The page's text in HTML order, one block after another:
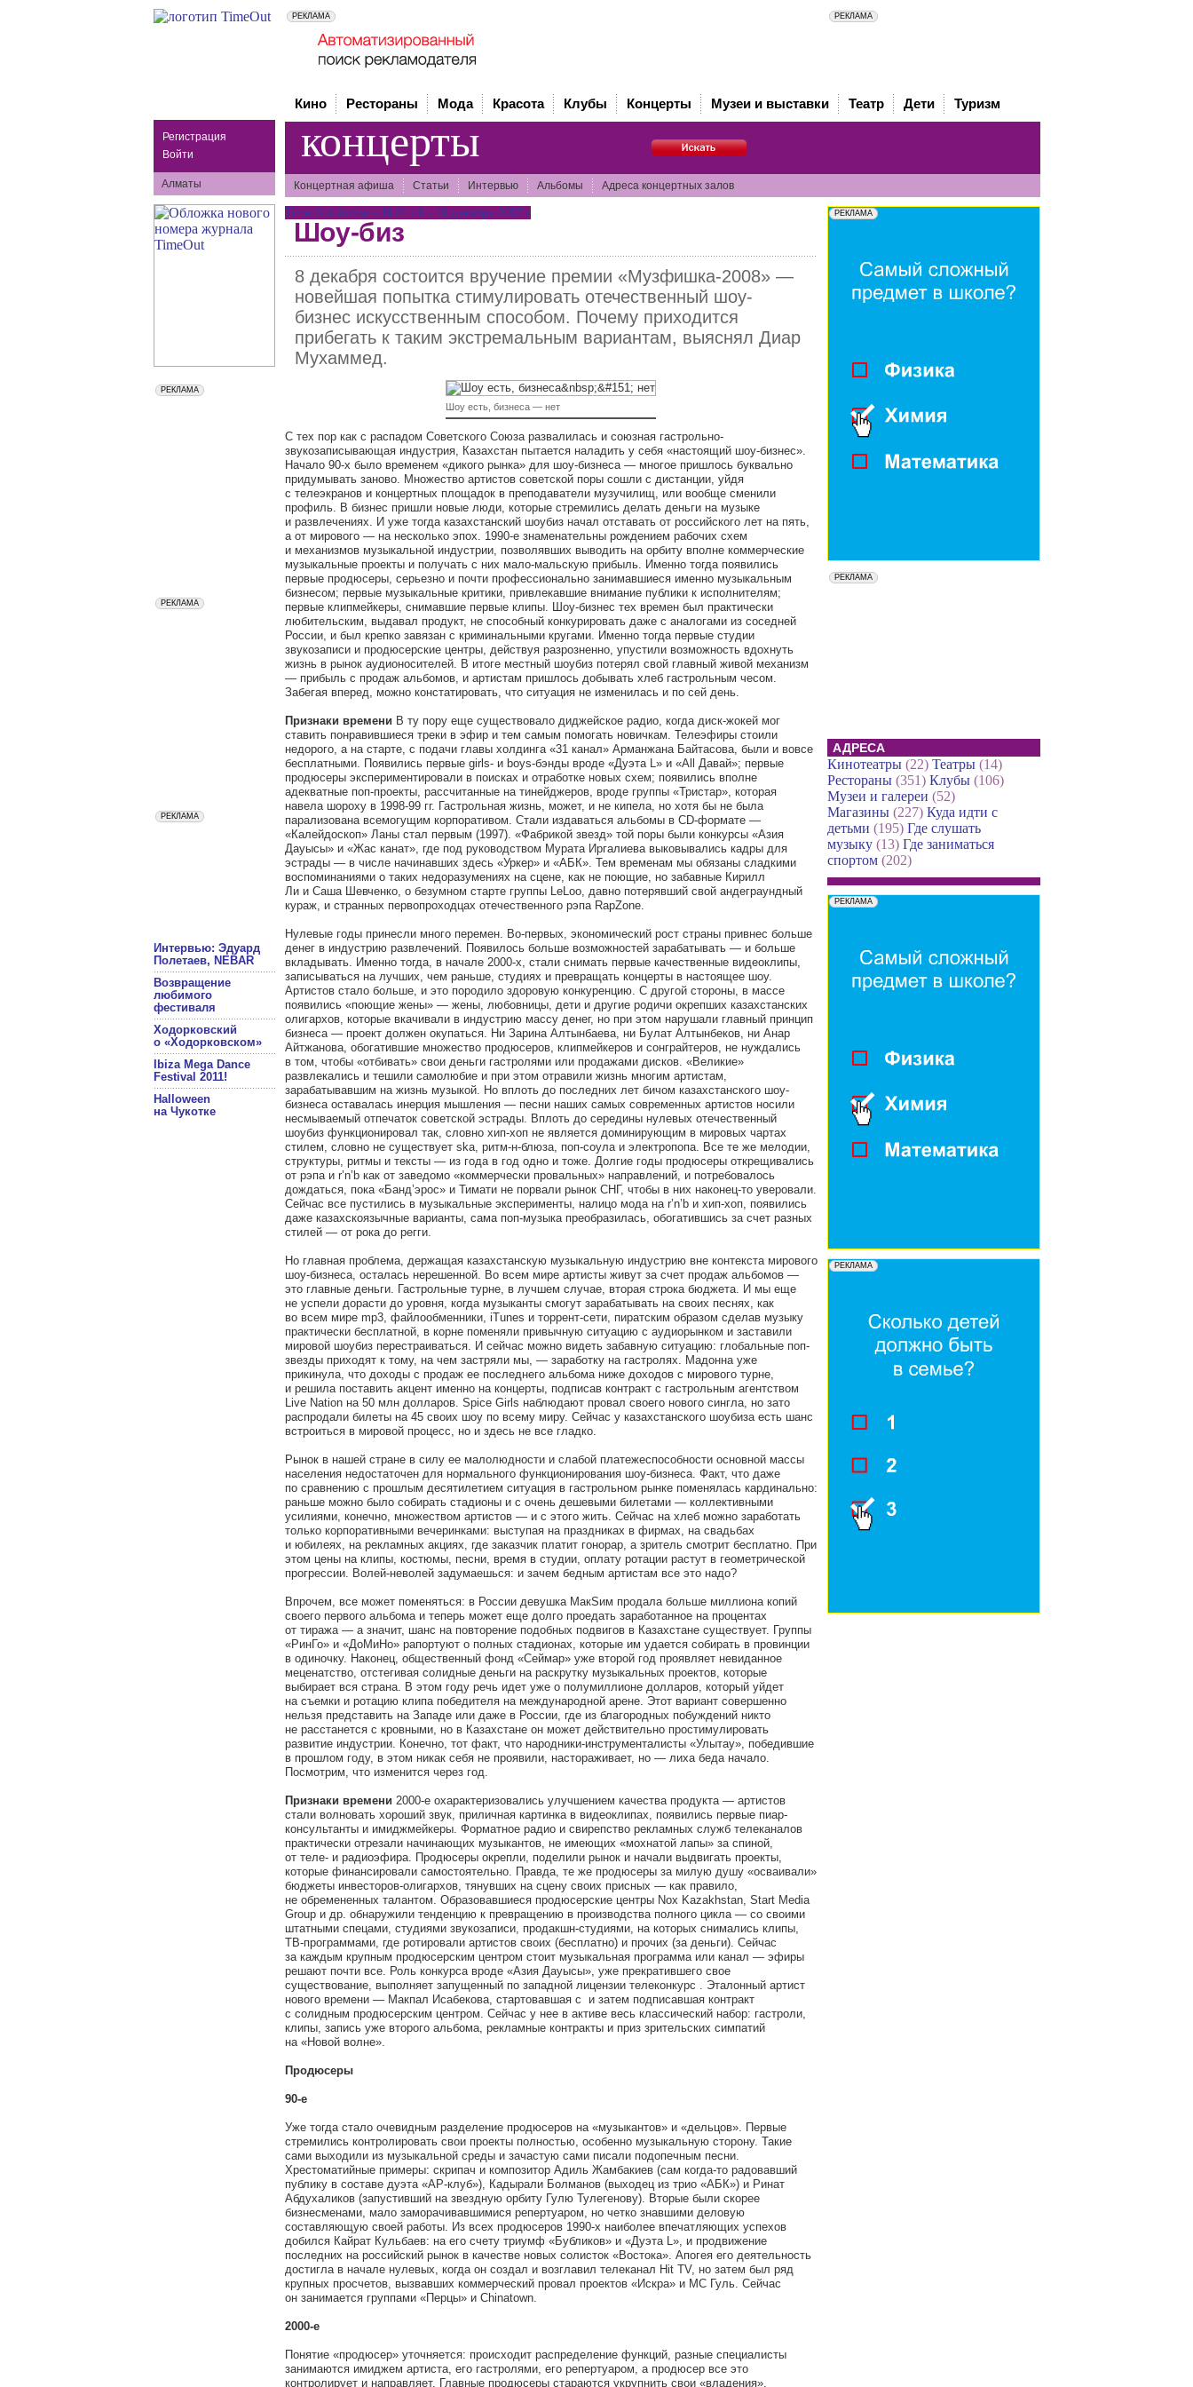
Регистрация
Войти
Алматы
Интервью: Эдуард
Полетаев, NEBAR
Возвращение
любимого
фестиваля
Ходорковский
о «Ходорковском»
Ibiza Mega Dance
Festival 2011!
Halloween
на Чукотке
Кино Рестораны Мода Красота Клубы Концерты Музеи и выставки Театр Дети Туризм
концерты
Концертная афиша Статьи Интервью Альбомы Адреса концертных залов
Time Out Алматы №21 / 6 - 19 декабря 2007 г
Шоу-биз
8 декабря состоится вручение премии «Музфишка-2008» —
новейшая попытка стимулировать отечественный шоу-
бизнес искусственным способом. Почему приходится
прибегать к таким экстремальным вариантам, выяснял Диар
Мухаммед.
Шоу есть, бизнеса — нет
С тех пор как с распадом Советского Союза развалилась и союзная гастрольно-
звукозаписывающая индустрия, Казахстан пытается наладить у себя «настоящий шоу-бизнес».
Начало 90-х было временем «дикого рынка» для шоу-бизнеса — многое пришлось буквально
придумывать заново. Множество артистов советской поры сошли с дистанции, уйдя
с телеэкранов и концертных площадок в преподаватели музучилищ, или вообще сменили
профиль. В бизнес пришли новые люди, которые стремились делать деньги на музыке
и развлечениях. И уже тогда казахстанский шоубиз начал отставать от российского лет на пять,
а от мирового — на несколько эпох. 1990-е знаменательны рождением рабочих схем
и механизмов музыкальной индустрии, позволявших выводить на орбиту вполне коммерческие
музыкальные проекты и получать с них мало-мальскую прибыль. Именно тогда появились
первые продюсеры, серьезно и почти профессионально занимавшиеся именно музыкальным
бизнесом; первые музыкальные критики, привлекавшие внимание публики к исполнителям;
первые клипмейкеры, снимавшие первые клипы. Шоу-бизнес тех времен был практически
любительским, выдавал продукт, не способный конкурировать даже с аналогами из соседней
России, и был крепко завязан с криминальными кругами. Именно тогда первые студии
звукозаписи и продюсерские центры, действуя разрозненно, упустили возможность вдохнуть
жизнь в рынок аудионосителей. В итоге местный шоубиз потерял свой главный живой механизм
— прибыль с продаж альбомов, и артистам пришлось добывать хлеб гастрольным чесом.
Забегая вперед, можно констатировать, что ситуация не изменилась и по сей день.
Признаки времени В ту пору еще существовало диджейское радио, когда диск-жокей мог
ставить понравившиеся треки в эфир и тем самым помогать новичкам. Телеэфиры стоили
недорого, а на старте, с подачи главы холдинга «31 канал» Арманжана Байтасова, были и вовсе
бесплатными. Появились первые girls- и boys-бэнды вроде «Дуэта L» и «All Давай»; первые
продюсеры экспериментировали в поисках и отработке новых схем; появились вполне
адекватные поп-проекты, рассчитанные на тинейджеров, вроде группы «Тристар», которая
навела шороху в 1998-99 гг. Гастрольная жизнь, может, и не кипела, но хотя бы не была
парализована всемогущим корпоративом. Стали издаваться альбомы в CD-формате —
«Калейдоскоп» Ланы стал первым (1997). «Фабрикой звезд» той поры были конкурсы «Азия
Дауысы» и «Жас канат», где под руководством Мурата Иргалиева выковывались кадры для
эстрады — в числе начинавших здесь «Уркер» и «АБК». Тем временам мы обязаны сладкими
воспоминаниями о таких недоразумениях на сцене, как не поющие, но забавные Кирилл
Ли и Саша Шевченко, о безумном старте группы LeLoo, давно потерявший свой андеграундный
кураж, и странных первопроходцах отечественного рэпа RapZone.
Нулевые годы принесли много перемен. Во-первых, экономический рост страны привнес больше
денег в индустрию развлечений. Появилось больше возможностей зарабатывать — и больше
вкладывать. Именно тогда, в начале 2000-х, стали снимать первые качественные видеоклипы,
записываться на лучших, чем раньше, студиях и превращать концерты в настоящее шоу.
Артистов стало больше, и это породило здоровую конкуренцию. С другой стороны, в массе
появились «поющие жены» — жены, любовницы, дети и другие родичи окрепших казахстанских
олигархов, которые вкачивали в индустрию массу денег, но при этом нарушали главный принцип
бизнеса — проект должен окупаться. Ни Зарина Алтынбаева, ни Булат Алтынбеков, ни Анар
Айтжанова, обогатившие множество продюсеров, клипмейкеров и сонграйтеров, не нуждались
в том, чтобы «отбивать» свои деньги гастролями или продажами дисков. «Великие»
развлекались и тешили самолюбие и при этом отравили жизнь многим артистам,
зарабатывавшим на жизнь музыкой. Но вплоть до последних лет бичом казахстанского шоу-
бизнеса оставалась инерция мышления — песни наших самых современных артистов носили
несмываемый отпечаток советской эстрады. Вплоть до середины нулевых отечественный
шоубиз функционировал так, словно хип-хоп не является доминирующим в мировых чартах
стилем, словно не существует ska, ритм-н-блюза, поп-соула и электропопа. Все те же мелодии,
структуры, ритмы и тексты — из года в год одно и тоже. Долгие годы продюсеры открещивались
от рэпа и r’n’b как от заведомо «коммерчески провальных» направлений, и потребовалось
дождаться, пока «Банд’эрос» и Тимати не порвали рынок СНГ, чтобы в них наконец-то уверовали.
Сейчас все пустились в музыкальные эксперименты, налицо мода на r’n’b и хип-хоп, появились
даже казахскоязычные варианты, сама поп-музыка преобразилась, обогатившись за счет разных
стилей — от рока до регги.
Но главная проблема, держащая казахстанскую музыкальную индустрию вне контекста мирового
шоу-бизнеса, осталась нерешенной. Во всем мире артисты живут за счет продаж альбомов —
это главные деньги. Гастрольные турне, в лучшем случае, вторая строка бюджета. И мы еще
не успели дорасти до уровня, когда музыканты смогут зарабатывать на своих песнях, как
во всем мире mp3, файлообменники, iTunes и торрент-сети, пиратским образом сделав музыку
практически бесплатной, в корне поменяли привычную ситуацию с аудиорынком и заставили
мировой шоубиз перестраиваться. И сейчас можно видеть забавную ситуацию: глобальные поп-
звезды приходят к тому, на чем застряли мы, — заработку на гастролях. Мадонна уже
прикинула, что доходы с продаж ее последнего альбома ниже доходов с мирового турне,
и решила поставить акцент именно на концерты, подписав контракт с гастрольным агентством
Live Nation на 50 млн долларов. Spice Girls наблюдают провал своего нового сингла, но зато
распродали билеты на 45 своих шоу по всему миру. Сейчас у казахстанского шоубиза есть шанс
встроиться в мировой процесс, но и здесь не все гладко.
Рынок в нашей стране в силу ее малолюдности и слабой платежеспособности основной массы
населения недостаточен для нормального функционирования шоу-бизнеса. Факт, что даже
по сравнению с прошлым десятилетием ситуация в гастрольном рынке поменялась кардинально:
раньше можно было собирать стадионы и с очень дешевыми билетами — коллективными
усилиями, конечно, множеством артистов — и с этого жить. Сейчас на хлеб можно заработать
только корпоративными вечеринками: выступая на праздниках в фирмах, на свадьбах
и юбилеях, на рекламных акциях, где заказчик платит гонорар, а зритель смотрит бесплатно. При
этом цены на клипы, костюмы, песни, время в студии, оплату ротации растут в геометрической
прогрессии. Волей-неволей задумаешься: и зачем бедным артистам все это надо?
Впрочем, все может поменяться: в России девушка МакSим продала больше миллиона копий
своего первого альбома и теперь может еще долго проедать заработанное на процентах
от тиража — а значит, шанс на повторение подобных подвигов в Казахстане существует. Группы
«РинГо» и «ДоМиНо» рапортуют о полных стадионах, которые им удается собирать в провинции
в одиночку. Наконец, общественный фонд «Сеймар» уже второй год проявляет невиданное
меценатство, отстегивая солидные деньги на раскрутку музыкальных проектов, которые
выбирает вся страна. В этом году речь идет уже о полумиллионе долларов, который уйдет
на съемки и ротацию клипа победителя на международной арене. Этот вариант совершенно
нельзя представить на Западе или даже в России, где из благородных побуждений никто
не расстанется с кровными, но в Казахстане он может действительно простимулировать
развитие индустрии. Конечно, тот факт, что народники-инструменталисты «Улытау», победившие
в прошлом году, в этом никак себя не проявили, настораживает, но — лиха беда начало.
Посмотрим, что изменится через год.
Признаки времени 2000-е охарактеризовались улучшением качества продукта — артистов
стали волновать хороший звук, приличная картинка в видеоклипах, появились первые пиар-
консультанты и имиджмейкеры. Форматное радио и свирепство рекламных служб телеканалов
практически отрезали начинающих музыкантов, не имеющих «мохнатой лапы» за спиной,
от теле- и радиоэфира. Продюсеры окрепли, поделили рынок и начали выдвигать проекты,
которые финансировали самостоятельно. Правда, те же продюсеры за милую душу «осваивали»
бюджеты инвесторов-олигархов, тянувших на сцену своих присных — как правило,
не обремененных талантом. Образовавшиеся продюсерские центры Nox Kazakhstan, Start Media
Group и др. обнаружили тенденцию к превращению в производства полного цикла — со своими
штатными спецами, студиями звукозаписи, продакшн-студиями, на которых снимались клипы,
ТВ-программами, где ротировали артистов своих (бесплатно) и прочих (за деньги). Сейчас
за каждым крупным продюсерским центром стоит музыкальная программа или канал — эфиры
решают почти все. Роль конкурса вроде «Азия Дауысы», уже прекратившего свое
существование, выполняет запущенный по западной лицензии телеконкурс . Эталонный артист
нового времени — Макпал Исабекова, стартовавшая с и затем подписавшая контракт
с солидным продюсерским центром. Сейчас у нее в активе весь классический набор: гастроли,
клипы, запись уже второго альбома, рекламные контракты и приз зрительских симпатий
на «Новой волне».
Продюсеры
90-е
Уже тогда стало очевидным разделение продюсеров на «музыкантов» и «дельцов». Первые
стремились контролировать свои проекты полностью, особенно музыкальную сторону. Такие
сами выходили из музыкальной среды и зачастую сами писали подопечным песни.
Хрестоматийные примеры: скрипач и композитор Адиль Жамбакиев (сам когда-то радовавший
публику в составе дуэта «АР-клуб»), Кадырали Болманов (выходец из трио «АБК») и Ринат
Абдухаликов (запустивший на звездную орбиту Гулю Тулегенову). Вторые были скорее
бизнесменами, мало заморачивавшимися репертуаром, но четко знавшими деловую
составляющую своей работы. Из всех продюсеров 1990-х наиболее впечатляющих успехов
добился Кайрат Кульбаев: на его счету триумф «Бубликов» и «Дуэта L», и продвижение
последних на российский рынок в качестве новых солисток «Востока». Апогея его деятельность
достигла в начале нулевых, когда он создал и возглавил телеканал Hit TV, но затем был ряд
крупных просчетов, вызвавших коммерческий провал проектов «Искра» и МС Гуль. Сейчас
он занимается группами «Перцы» и Chinatown.
2000-е
Понятие «продюсер» уточняется: происходит распределение функций, разные специалисты
занимаются имиджем артиста, его гастролями, его репертуаром, а продюсер все это
контролирует и направляет. Главные продюсеры стараются укрупнить свои «владения»,
АДРЕСА
Кинотеатры(22) Театры(14)
Рестораны(351) Клубы(106)
Музеи и галереи (52)
Магазины(227) Куда идти с
детьми (195) Где слушать
музыку(13) Где заниматься
спортом(202)